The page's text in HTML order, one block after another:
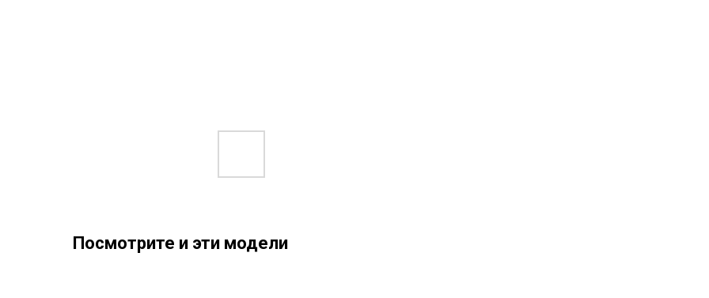
Посмотрите и эти модели